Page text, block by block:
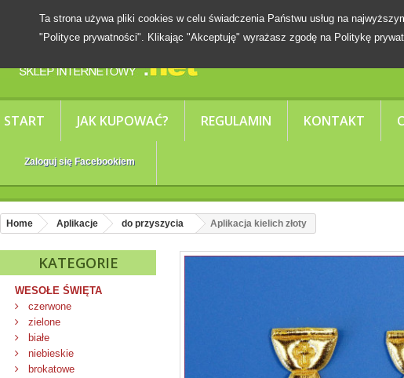
START JAK KUPOWAĆ? REGULAMIN KONTAKT
Zaloguj się Facebookiem
Ta strona używa pliki cookies w celu świadczenia Państwu usług na
"Polityce prywatności". Klikając "Akceptuję" wyrażasz zgodę na Politykę
Home Aplikacje do przyszycia Aplikacja kielich złoty
KATEGORIE
WESOŁE ŚWIĘTA
czerwone
zielone
białe
niebieskie
brokatowe